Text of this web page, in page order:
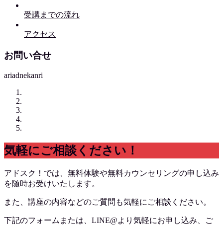
受講までの流れ
アクセス
お問い合せ
ariadnekanri
気軽にご相談ください！
アドスク！では、無料体験や無料カウンセリングの申し込み
を随時お受けいたします。
また、講座の内容などのご質問も気軽にご相談ください。
下記のフォームまたは、LINE@より気軽にお申し込み、ご